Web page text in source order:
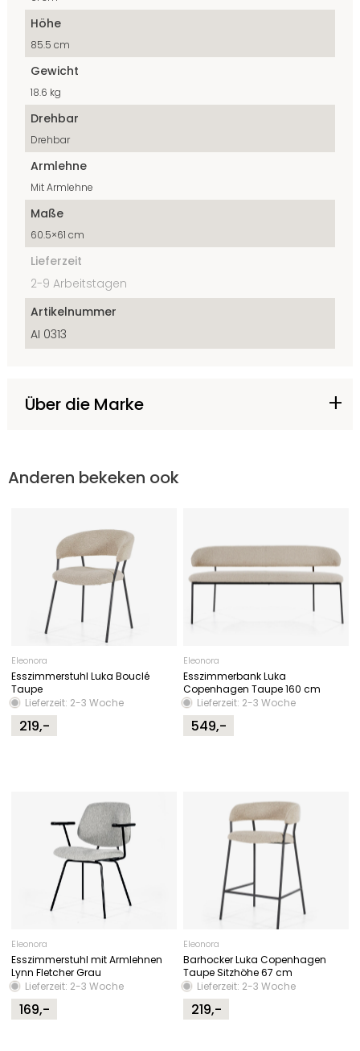
Höhe
85.5 cm
Gewicht
18.6 kg
Drehbar
Drehbar
Armlehne
Mit Armlehne
Maße
60.5×61 cm
Lieferzeit
2-9 Arbeitstagen
Artikelnummer
AI 0313
Über die Marke
Anderen bekeken ook
Eleonora
Esszimmerstuhl Luka Bouclé
Taupe
Lieferzeit: 2-3 Woche
219,-
Eleonora
Esszimmerbank Luka
Copenhagen Taupe 160 cm
Lieferzeit: 2-3 Woche
549,-
Eleonora
Esszimmerstuhl mit Armlehnen
Lynn Fletcher Grau
Lieferzeit: 2-3 Woche
169,-
Eleonora
Barhocker Luka Copenhagen
Taupe Sitzhöhe 67 cm
Lieferzeit: 2-3 Woche
219,-